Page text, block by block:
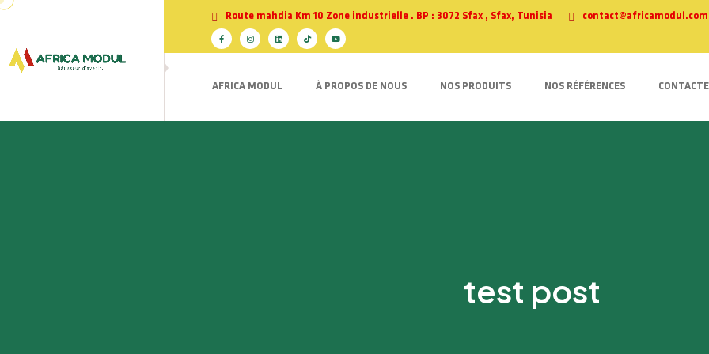
Route mahdia Km 10 Zone industrielle . BP : 3072 Sfax , Sfax, Tunisia contact@africamodul.com
AFRICA MODUL À PROPOS DE NOUS NOS PRODUITS NOS RÉFÉRENCES
test post